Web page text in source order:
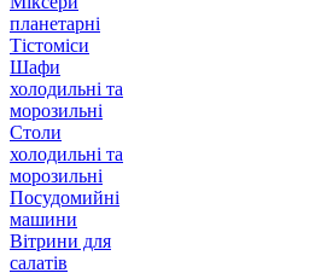
планетарні
Тістоміси
Шафи
холодильні та
морозильні
Столи
холодильні та
морозильні
Посудомийні
машини
Вітрини для
салатів